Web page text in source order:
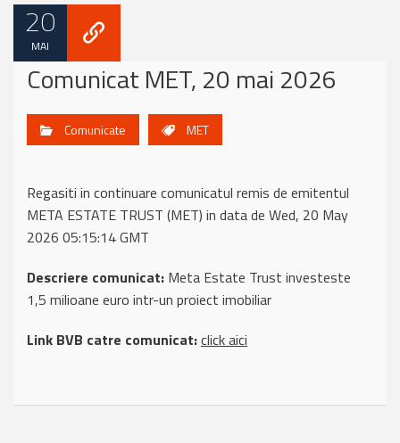
20
MAI
Comunicat MET, 20 mai 2026
Comunicate MET
Regasiti in continuare comunicatul remis de emitentul
META ESTATE TRUST (MET) in data de Wed, 20 May
2026 05:15:14 GMT
Descriere comunicat: Meta Estate Trust investeste
1,5 milioane euro intr-un proiect imobiliar
Link BVB catre comunicat:click aici